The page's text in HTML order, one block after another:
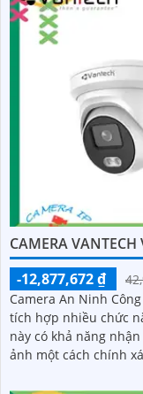
CAMERA VANTECH
-12,877,672 ₫
Camera An Ninh
tích hợp nhiều chức năng ưu việt. Với
này có khả năng
ảnh một cách chính